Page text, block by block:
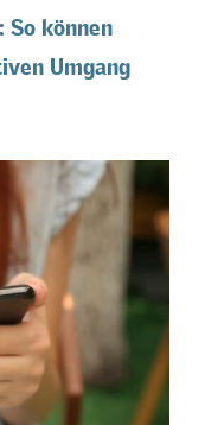
können
Umgang